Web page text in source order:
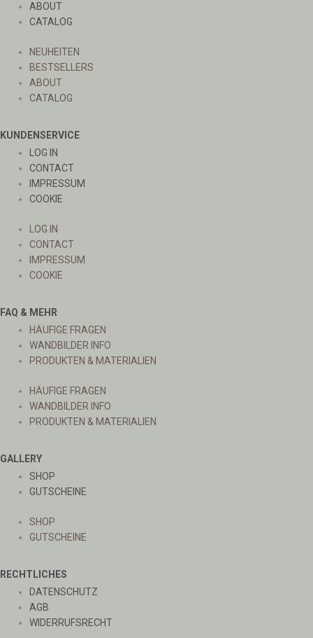
ABOUT
CATALOG
NEUHEITEN
BESTSELLERS
ABOUT
CATALOG
KUNDENSERVICE
LOG IN
CONTACT
IMPRESSUM
COOKIE
LOG IN
CONTACT
IMPRESSUM
COOKIE
FAQ & MEHR
HÄUFIGE FRAGEN
WANDBILDER INFO
PRODUKTEN & MATERIALIEN
HÄUFIGE FRAGEN
WANDBILDER INFO
PRODUKTEN & MATERIALIEN
GALLERY
SHOP
GUTSCHEINE
SHOP
GUTSCHEINE
RECHTLICHES
DATENSCHUTZ
AGB
WIDERRUFSRECHT